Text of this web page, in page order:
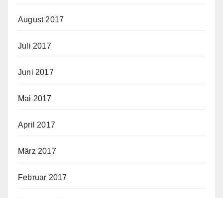
August 2017
Juli 2017
Juni 2017
Mai 2017
April 2017
März 2017
Februar 2017